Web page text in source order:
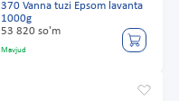
370 Vanna tuzi Epsom lavanta
1000g
53 820 so'm
Mavjud